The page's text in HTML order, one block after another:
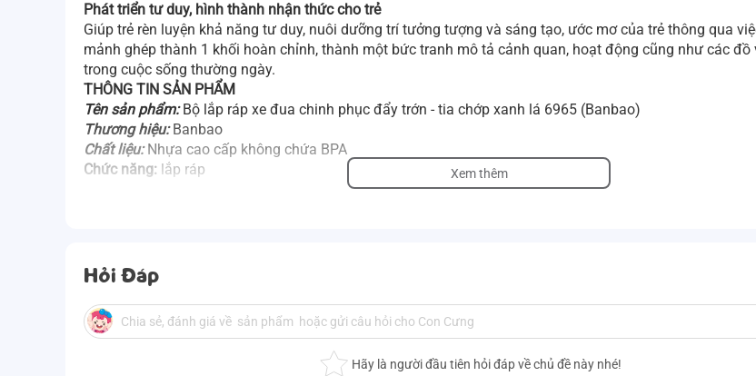
Phát triển tư duy, hình thành nhận thức cho trẻ
Giúp trẻ rèn luyện khả năng tư duy, nuôi dưỡng trí tưởng tượng và sáng tạo, ước mơ của trẻ thông qua
mảnh ghép thành 1 khối hoàn chỉnh, thành một bức tranh mô tả cảnh quan, hoạt động cũng như các đồ
trong cuộc sống thường ngày.
THÔNG TIN SẢN PHẨM
Tên sản phẩm:Bộ lắp ráp xe đua chinh phục đẩy trớn - tia chớp xanh lá 6965 (Banbao)
Thương hiệu:Banbao
Chất liệu:Nhựa cao cấp không chứa BPA
Chức năng: lắp ráp Xem thêm
Hỏi Đáp
Hãy là người đầu tiên hỏi đáp về chủ đề này nhé!